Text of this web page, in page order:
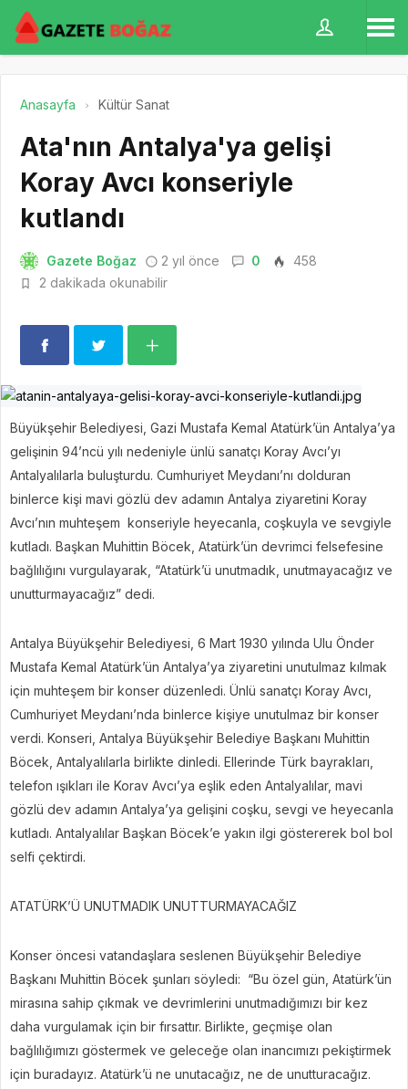
Anasayfa Kültür Sanat
Ata'nın Antalya'ya gelişi
Koray Avcı konseriyle
kutlandı
Gazete Boğaz 2 yıl önce 0
458
2 dakikada okunabilir
Büyükşehir Belediyesi, Gazi Mustafa Kemal Atatürk’ün Antalya’ya
gelişinin 94’ncü yılı nedeniyle ünlü sanatçı Koray Avcı’yı
Antalyalılarla buluşturdu. Cumhuriyet Meydanı’nı dolduran
binlerce kişi mavi gözlü dev adamın Antalya ziyaretini Koray
Avcı’nın muhteşem konseriyle heyecanla, coşkuyla ve sevgiyle
kutladı. Başkan Muhittin Böcek, Atatürk’ün devrimci felsefesine
bağlılığını vurgulayarak, “Atatürk’ü unutmadık, unutmayacağız ve
unutturmayacağız” dedi.
Antalya Büyükşehir Belediyesi, 6 Mart 1930 yılında Ulu Önder
Mustafa Kemal Atatürk’ün Antalya’ya ziyaretini unutulmaz kılmak
için muhteşem bir konser düzenledi. Ünlü sanatçı Koray Avcı,
Cumhuriyet Meydanı’nda binlerce kişiye unutulmaz bir konser
verdi. Konseri, Antalya Büyükşehir Belediye Başkanı Muhittin
Böcek, Antalyalılarla birlikte dinledi. Ellerinde Türk bayrakları,
telefon ışıkları ile Korav Avcı’ya eşlik eden Antalyalılar, mavi
gözlü dev adamın Antalya’ya gelişini coşku, sevgi ve heyecanla
kutladı. Antalyalılar Başkan Böcek’e yakın ilgi göstererek bol bol
selfi çektirdi.
ATATÜRK’Ü UNUTMADIK UNUTTURMAYACAĞIZ
Konser öncesi vatandaşlara seslenen Büyükşehir Belediye
Başkanı Muhittin Böcek şunları söyledi: “Bu özel gün, Atatürk’ün
mirasına sahip çıkmak ve devrimlerini unutmadığımızı bir kez
daha vurgulamak için bir fırsattır. Birlikte, geçmişe olan
bağlılığımızı göstermek ve geleceğe olan inancımızı pekiştirmek
için buradayız. Atatürk’ü ne unutacağız, ne de unutturacağız.